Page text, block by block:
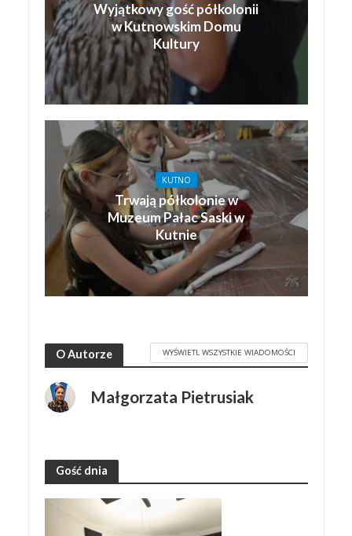
Wyjątkowy gość półkolonii
w Kutnowskim Domu
Kultury
KUTNO
Trwają półkolonie w
Muzeum Pałac Saski w
Kutnie
O Autorze WYŚWIETL WSZYSTKIE WIADOMOŚCI
Małgorzata Pietrusiak
Gość dnia